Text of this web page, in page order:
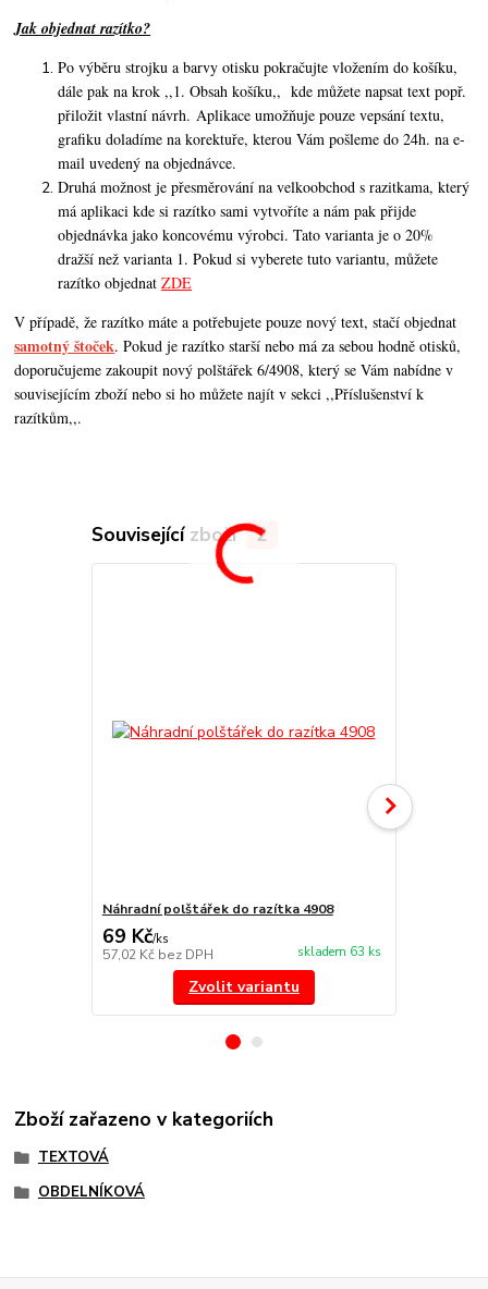
Jak objednat razítko?
Po výběru strojku a barvy otisku pokračujte vložením do košíku,
dále pak na krok ,,1. Obsah košíku,, kde můžete napsat text popř.
přiložit vlastní návrh. Aplikace umožňuje pouze vepsání textu,
grafiku doladíme na korektuře, kterou Vám pošleme do 24h. na e-
mail uvedený na objednávce.
Druhá možnost je přesměrování na velkoobchod s razitkama, který
má aplikaci kde si razítko sami vytvoříte a nám pak přijde
objednávka jako koncovému výrobci. Tato varianta je o 20%
dražší než varianta 1. Pokud si vyberete tuto variantu, můžete
razítko objednatZDE
V případě, že razítko máte a potřebujete pouze nový text, stačí objednat
samotný štoček. Pokud je razítko starší nebo má za sebou hodně otisků,
doporučujeme zakoupit nový polštářek 6/4908, který se Vám nabídne v
souvisejícím zboží nebo si ho můžete najít v sekci ,,Příslušenství k
razítkům,,.
Související zboží 2
Náhradní polštářek do razítka 4908
69 Kč/ks
57,02 Kč bez DPH skladem 63 ks
Zvolit variantu
Zboží zařazeno v kategoriích
TEXTOVÁ
OBDELNÍKOVÁ